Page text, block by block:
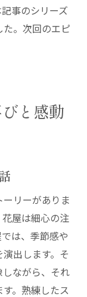
事のシリーズ
。次回のエピ
と感動
リーがありま
屋は細心の注
は、季節感や
出します。そ
ながら、それ
。熟練したス